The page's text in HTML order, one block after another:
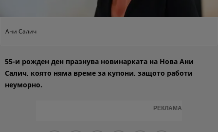
Ани Салич
55-и рожден ден празнува новинарката на Нова Ани
Салич, която няма време за купони, защото работи
неуморно.
РЕКЛАМА